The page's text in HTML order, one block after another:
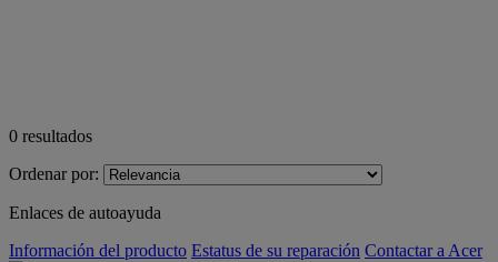
0 resultados
Ordenar por:
Enlaces de autoayuda
Información del producto Estatus de su reparación Contactar a Acer